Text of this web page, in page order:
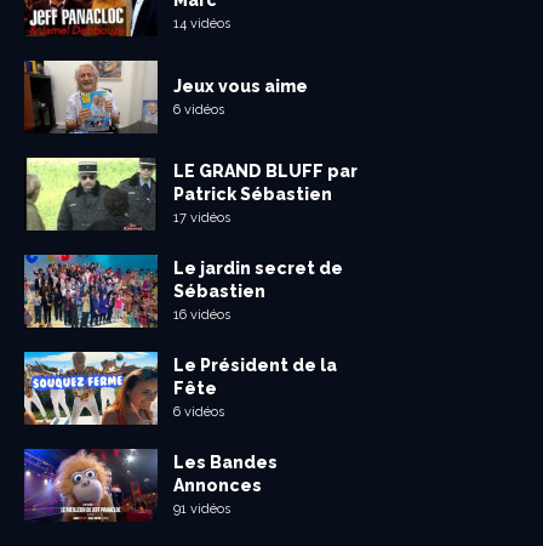
14 vidéos
Jeux vous aime
6 vidéos
LE GRAND BLUFF par
Patrick Sébastien
17 vidéos
Le jardin secret de
Sébastien
16 vidéos
Le Président de la
Fête
6 vidéos
Les Bandes
Annonces
91 vidéos